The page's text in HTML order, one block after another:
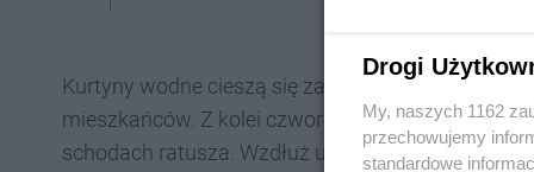
Kurtyny wodne cieszą się zainteresowaniem i
mieszkańców. Z kolei czworonogi mogą
schodach ratusza. Wzdłuż ulicy Krakowskiej
Drogi
My, naszych 1162
przechowujemy
standardowe